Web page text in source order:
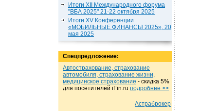
Итоги XII Международного форума
"ВБА 2025" 21-22 октября 2025
Итоги XV Конференции
«МОБИЛЬНЫЕ ФИНАНСЫ 2025», 20
мая 2025
Спецпредложение:
Автострахование, страхование
автомобиля, страхование жизни,
медицинское страхование - cкидка 5%
для посетителей iFin.ru подробнеe >>
Астраброкер